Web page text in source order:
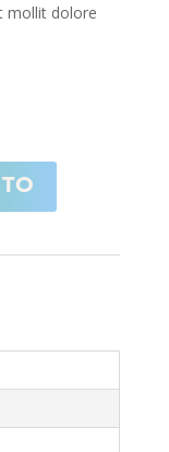
mollit dolore